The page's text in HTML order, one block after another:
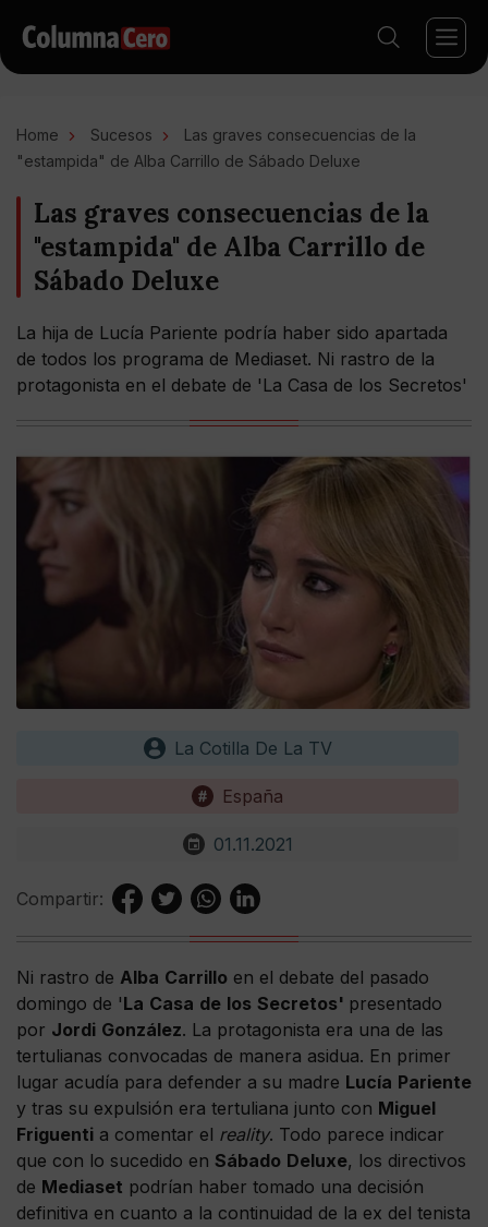
Home Sucesos
Las graves consecuencias de la
"estampida" de Alba Carrillo de Sábado Deluxe
Las graves consecuencias de la
"estampida" de Alba Carrillo de
Sábado Deluxe
La hija de Lucía Pariente podría haber sido apartada
de todos los programa de Mediaset. Ni rastro de la
protagonista en el debate de 'La Casa de los Secretos'
La Cotilla De La TV
España
01.11.2021
Compartir:
Ni rastro de Alba Carrillo en el debate del pasado
domingo de 'La Casa de los Secretos' presentado
por Jordi González. La protagonista era una de las
tertulianas convocadas de manera asidua. En primer
lugar acudía para defender a su madre Lucía Pariente
y tras su expulsión era tertuliana junto con Miguel
Friguenti a comentar el reality. Todo parece indicar
que con lo sucedido en Sábado Deluxe, los directivos
de Mediaset podrían haber tomado una decisión
definitiva en cuanto a la continuidad de la ex del tenista